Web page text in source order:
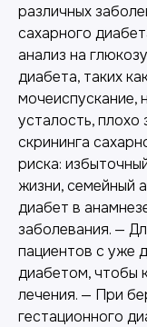
различных
сахарного
анализ на
диабета, таких
мочеиспускание,
усталость,
скрининга
риска:
жизни, семейный
диабет в
заболевания. —
пациентов с уже
диабетом, чтобы
лечения. — При
гестационного